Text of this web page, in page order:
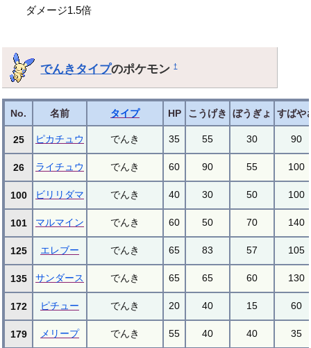
ダメージ1.5倍
でんきタイプのポケモン†
No. 名前 タイプ HP こうげき ぼうぎょ すばや
25 ピカチュウ でんき 35 55 30 90
26 ライチュウ でんき 60 90 55 100
100 ビリリダマ でんき 40 30 50 100
101 マルマイン でんき 60 50 70 140
125 エレブー でんき 65 83 57 105
135 サンダース でんき 65 65 60 130
172 ピチュー でんき 20 40 15 60
179 メリープ でんき 55 40 40 35